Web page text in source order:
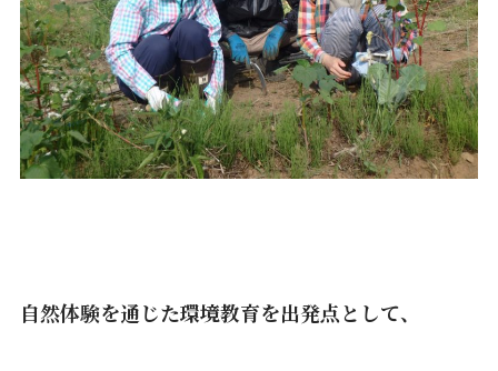
自然体験を通じた環境教育を出発点として、